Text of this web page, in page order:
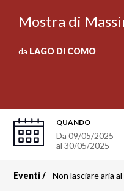
Mostra di
da LAGO DI COMO
QUANDO
Da 09/05/2025
al 30/05/2025
Eventi Non lasciare aria al